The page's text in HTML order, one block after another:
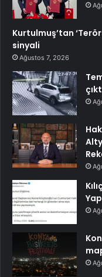
Kurtulmuş’tan
sinyali
Ağustos 7, 2026